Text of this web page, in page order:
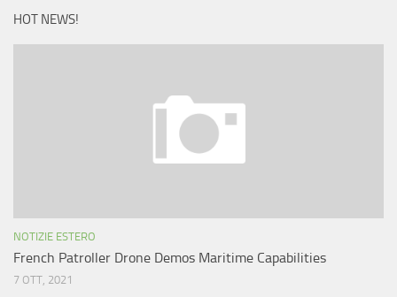
HOT NEWS!
NOTIZIE ESTERO
French Patroller Drone Demos Maritime Capabilities
7 OTT, 2021